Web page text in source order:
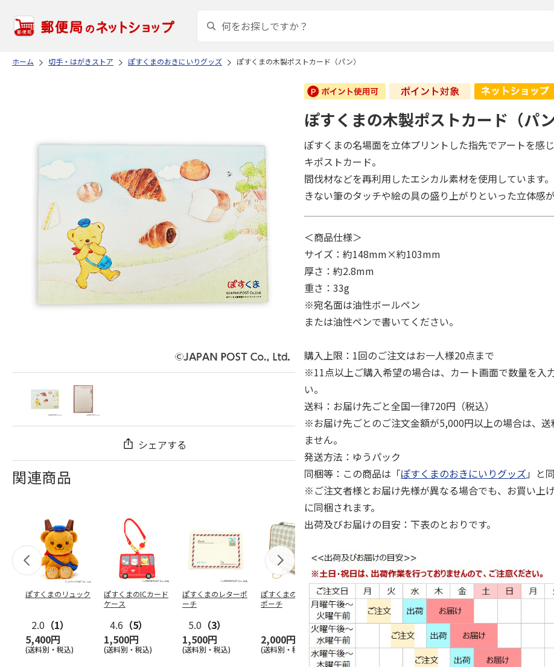
ホーム 切手・はがきストア ぽすくまのおきにいりグッズ ぽすくまの木製ポストカード（パン）
シェアする
関連商品
ぽすくまのリュック
2.0 （1）
5,400円
(送料別・税込)
ぽすくまのICカード
ケース
4.6 （5）
1,500円
(送料別・税込)
ぽすくまのレターポ
ーチ
5.0 （3）
1,500円
(送料別・税込)
ぽすくまのトラベル
ポーチ
2,000円
(送料別・税込)
ぽすくまのTシャツ
（M）
2,400円
(送料別・税込)
ぽすくまのアクリル
ン（ランダム1種）
5.0（1）
650円
(送料別・税込)
ぽすくまのゆら
5.0（1）
(送料別・税込)
ぽすくまの木製ポストカード（パン
ぽすくまの名場面を立体プリントした指先でアートを感
キポストカード。
間伐材などを再利用したエシカル素材を使用しています
きない筆のタッチや絵の具の盛り上がりといった立体感が
＜商品仕様＞
サイズ：約148mm×約103mm
厚さ：約2.8mm
重さ：33g
※宛名面は油性ボールペン
または油性ペンで書いてください。
購入上限：1回のご注文はお一人様20点まで
※11点以上ご購入希望の場合は、カート画面で数量を入
い。
送料：お届け先ごと全国一律720円（税込）
※お届け先ごとのご注文金額が5,000円以上の場合は、送
ません。
発送方法：ゆうパック
同梱等：この商品は「ぽすくまのおきにいりグッズ 」と
※ご注文者様とお届け先様が異なる場合でも、お買い上
に同梱されます。
出荷及びお届けの目安：下表のとおりです。